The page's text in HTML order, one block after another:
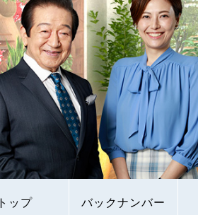
トップ バックナンバー